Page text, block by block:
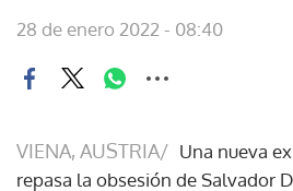
28 de enero 2022 - 08:40
VIENA, AUSTRIA/ Una nueva
repasa la obsesión de Salvador